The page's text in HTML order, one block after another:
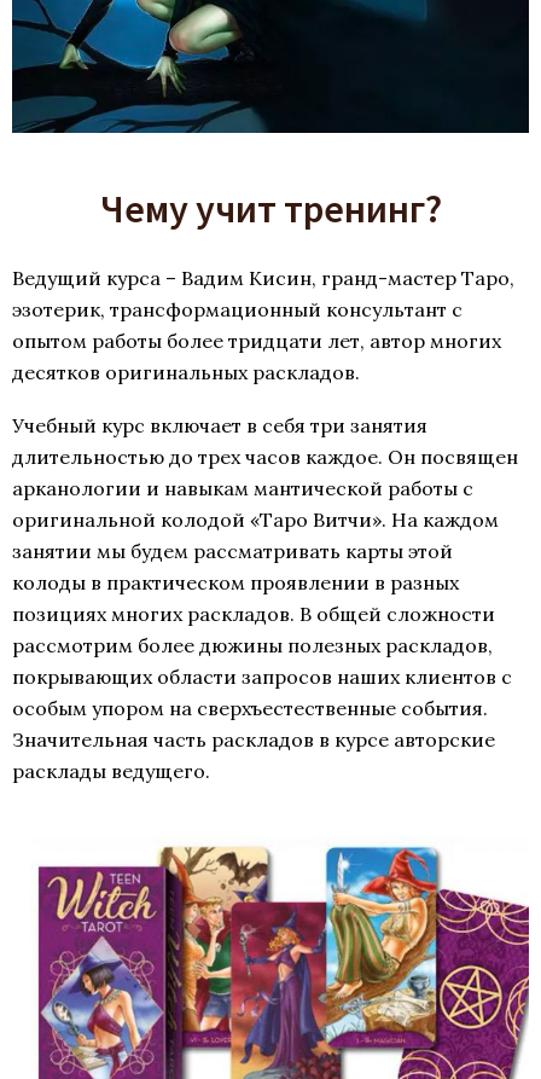
Чему учит тренинг?
Ведущий курса – Вадим Кисин, гранд-мастер Таро,
эзотерик, трансформационный консультант с
опытом работы более тридцати лет, автор многих
десятков оригинальных раскладов.
Учебный курс включает в себя три занятия
длительностью до трех часов каждое. Он посвящен
арканологии и навыкам мантической работы с
оригинальной колодой «Таро Витчи». На каждом
занятии мы будем рассматривать карты этой
колоды в практическом проявлении в разных
позициях многих раскладов. В общей сложности
рассмотрим более дюжины полезных раскладов,
покрывающих области запросов наших клиентов с
особым упором на сверхъестественные события.
Значительная часть раскладов в курсе авторские
расклады ведущего.